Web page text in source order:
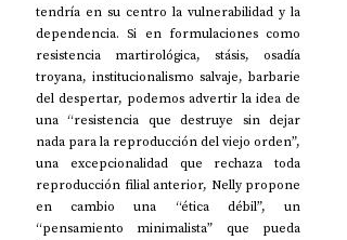
tendría en su centro la vulnerabilidad y la
dependencia. Si en formulaciones como
resistencia martirológica, stásis, osadía
troyana, institucionalismo salvaje, barbarie
del despertar, podemos advertir la idea de
una “resistencia que destruye sin dejar
nada para la reproducción del viejo orden”,
una excepcionalidad que rechaza toda
reproducción filial anterior, Nelly propone
en cambio una “ética débil”, un
“pensamiento minimalista” que pueda